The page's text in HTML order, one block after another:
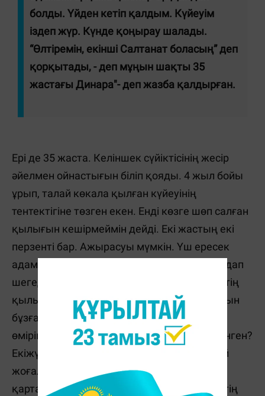
болды. Үйден кетіп қалдым. Күйеуім
іздеп жүр. Күнде қоңырау шалады.
“Өлтіремін, екінші Салтанат боласың” деп
қорқытады, - деп мұңын шақты 35
жастағы Динара"- деп жазба қалдырған.
Ері де 35 жаста. Келіншек сүйіктісінің жесір
әйелмен ойнастығын біліп қояды. 4 жыл бойы
ұрып, талай көкала қылған күйеуінің
тентектігіне төзген екен. Енді көзге шөп салған
қылығын кешірмеймін дейді. Екі жастың екі
перзенті бар. Ажырасуы мүмкін. Үш ересек
адамның махаббат ойынынан екі бала зардап
шегеді. Тағдыр деп жұбайларды, көңілдестің
қылығын ақтаймыз ба? Отбасының шырқын
бұзған кім ? Онда әйелі мен балаларының
өміріне бас қатырмайтын болса, неге үйленген?
Екіжүзді адамдар өз бақытын осылай оңай
жоғалтады. Менің білетінім, әлгі еркек
қартайғанда , қауқары кеткенде көңілдестің